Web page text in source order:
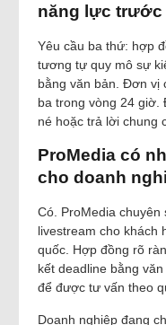
năng lực
Yêu cầu ba thứ: hợp
tương tự quy mô sự
bằng văn bản. Đơn vị
ba trong vòng 24
né hoặc trả lời chung
ProMedia có
cho doanh
Có. ProMedia chuyên
livestream cho khách
quốc. Hợp đồng rõ
kết deadline bằng
để được tư vấn theo
Doanh nghiệp đang